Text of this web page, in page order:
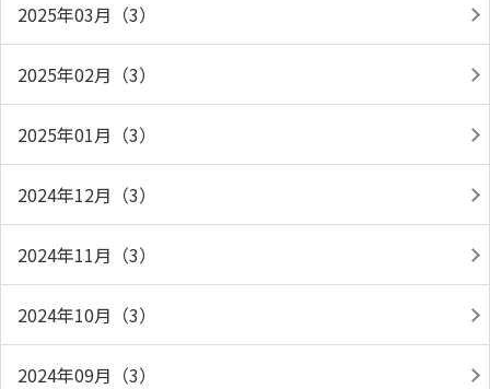
2025年03月（3）
2025年02月（3）
2025年01月（3）
2024年12月（3）
2024年11月（3）
2024年10月（3）
2024年09月（3）